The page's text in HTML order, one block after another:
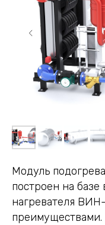
Модуль
построен на
нагревателя
преимуществами.